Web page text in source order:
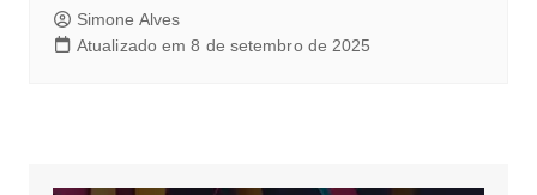
Simone Alves
Atualizado em 8 de setembro de 2025